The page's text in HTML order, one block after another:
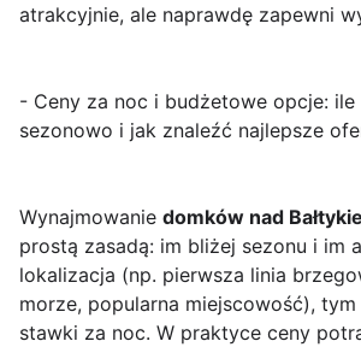
atrakcyjnie, ale naprawdę zapewni
- Ceny za noc i budżetowe opcje:
sezonowo i jak znaleźć najlepsze
Wynajmowanie domków nad
prostą zasadą: im bliżej sezonu i im
lokalizacja (np. pierwsza linia
morze, popularna miejscowość),
stawki za noc. W praktyce ceny